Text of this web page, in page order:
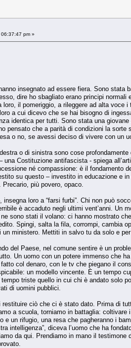
pm »
insegnato ad essere fiera. Sono stata
dire ho sbagliato erano principi
il pomeriggio, a rileggere ad alta voce
a cui dicevo che se hai bisogno di
identica per tutti. Sono stata una
pensato che a parità di condizioni la
o no, se avessi deciso di vivere con un
o di sinistra sono cose
Costituzione antifascista - spiega
né compassione: è il
su questo – investito in educazione
più povero, opaco.
insegna loro a “farsi furbi”. Chi non può
è accaduto negli ultimi vent’anni.
sono stati il volano: ci hanno mostrato
Spingi, salta la fila, corrompi, cambia
ministero. Mettiti in salvo tu da solo e
del Paese, nel comune sentire è un
Un uomo con un potere immenso che
col denaro, con le tv che piegano il
un modello vincente. È un tempo
triste quello in cui chi è andato solo
di uomini pubblici.
ciò che ci è stato dato. Prima di
a scuola, torniamo in battaglia:
e un rifugio, una resa che pagheranno i
intelligenza”, diceva l’uomo che ha
da qui. Prendiamo in mano il